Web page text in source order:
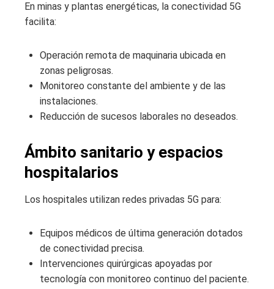
En minas y plantas energéticas, la conectividad 5G
facilita:
Operación remota de maquinaria ubicada en
zonas peligrosas.
Monitoreo constante del ambiente y de las
instalaciones.
Reducción de sucesos laborales no deseados.
Ámbito sanitario y espacios
hospitalarios
Los hospitales utilizan redes privadas 5G para:
Equipos médicos de última generación dotados
de conectividad precisa.
Intervenciones quirúrgicas apoyadas por
tecnología con monitoreo continuo del paciente.